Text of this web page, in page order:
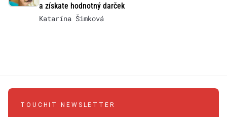
a získate hodnotný darček
Katarína Šimková
TOUCHIT NEWSLETTER